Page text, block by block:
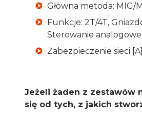
Główna metoda: MIG/
Funkcje: 2T/4T,
Sterowanie
Zabezpieczenie sieci
Jeżeli żaden z zestawów
się od tych, z jakich